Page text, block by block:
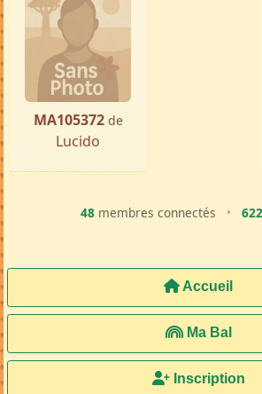
MA105372 de
Lucido
48 membres connectés • 622
Accueil
Ma Bal
Inscription